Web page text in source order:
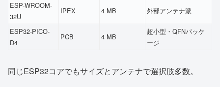
ESP-WROOM-
32U
IPEX 4 MB 外部アンテナ派
ESP32-PICO-
D4
PCB 4 MB
超小型・QFNパッケ
ージ
同じESP32コアでもサイズとアンテナで選択肢多数。